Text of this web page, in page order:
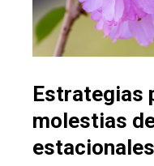
Estrategias
molestias